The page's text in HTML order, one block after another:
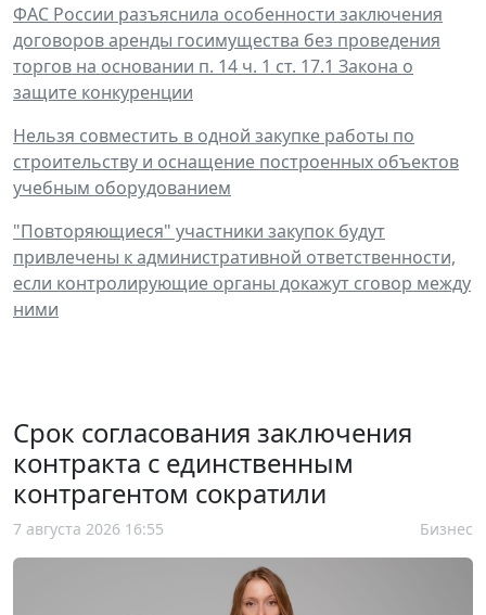
ФАС России разъяснила особенности заключения
договоров аренды госимущества без проведения
торгов на основании п. 14 ч. 1 ст. 17.1 Закона о
защите конкуренции
Нельзя совместить в одной закупке работы по
строительству и оснащение построенных объектов
учебным оборудованием
"Повторяющиеся" участники закупок будут
привлечены к административной ответственности,
если контролирующие органы докажут сговор между
ними
Срок согласования заключения
контракта с единственным
контрагентом сократили
7 августа 2026 16:55 Бизнес